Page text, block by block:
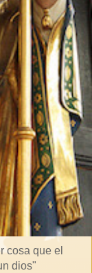
cosa que el
dios"